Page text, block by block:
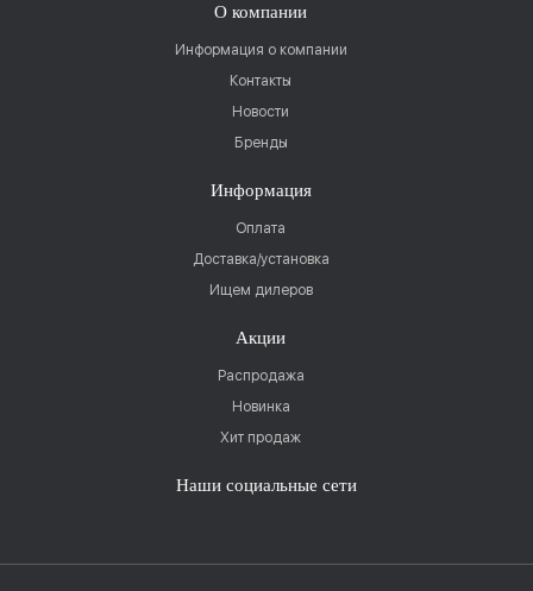
О компании
Информация о компании
Контакты
Новости
Бренды
Информация
Оплата
Доставка/установка
Ищем дилеров
Акции
Распродажа
Новинка
Хит продаж
Наши социальные сети